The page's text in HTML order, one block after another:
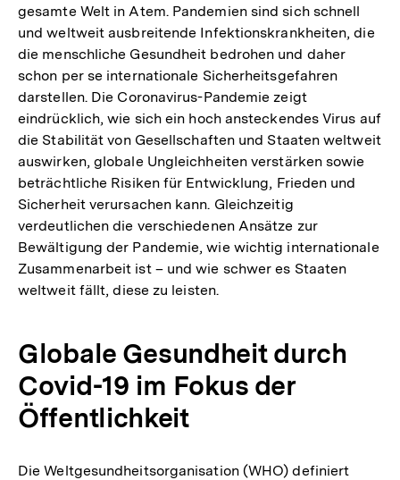
gesamte Welt in Atem. Pandemien sind sich schnell
und weltweit ausbreitende Infektionskrankheiten, die
die menschliche Gesundheit bedrohen und daher
schon per se internationale Sicherheitsgefahren
darstellen. Die Coronavirus-Pandemie zeigt
eindrücklich, wie sich ein hoch ansteckendes Virus auf
die Stabilität von Gesellschaften und Staaten weltweit
auswirken, globale Ungleichheiten verstärken sowie
beträchtliche Risiken für Entwicklung, Frieden und
Sicherheit verursachen kann. Gleichzeitig
verdeutlichen die verschiedenen Ansätze zur
Bewältigung der Pandemie, wie wichtig internationale
Zusammenarbeit ist – und wie schwer es Staaten
weltweit fällt, diese zu leisten.
Globale Gesundheit durch
Covid-19 im Fokus der
Öffentlichkeit
Die Weltgesundheitsorganisation (WHO) definiert